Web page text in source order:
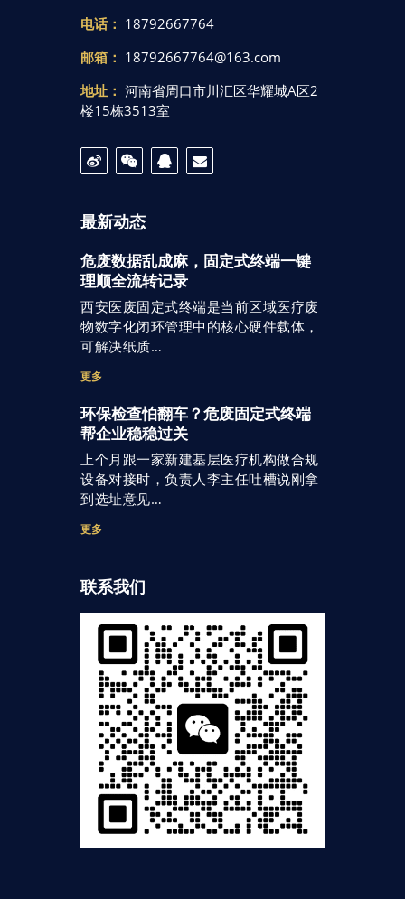
电话： 18792667764
邮箱： 18792667764@163.com
地址： 河南省周口市川汇区华耀城A区2
楼15栋3513室
最新动态
危废数据乱成麻，固定式终端一键
理顺全流转记录
西安医废固定式终端是当前区域医疗废
物数字化闭环管理中的核心硬件载体，
可解决纸质…
更多
环保检查怕翻车？危废固定式终端
帮企业稳稳过关
上个月跟一家新建基层医疗机构做合规
设备对接时，负责人李主任吐槽说刚拿
到选址意见…
更多
联系我们